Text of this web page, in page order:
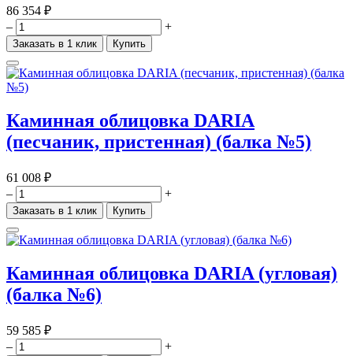
86 354 ₽
–
+
Заказать в 1 клик Купить
Каминная облицовка DARIA
(песчаник, пристенная) (балка №5)
61 008 ₽
–
+
Заказать в 1 клик Купить
Каминная облицовка DARIA (угловая)
(балка №6)
59 585 ₽
–
+